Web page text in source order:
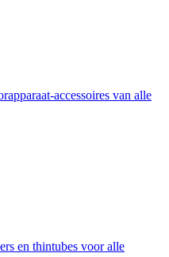
accessoires van alle
en thintubes voor alle